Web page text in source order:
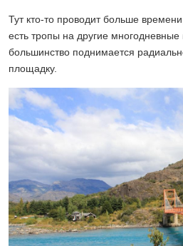
Тут кто-то проводит больше
есть тропы на другие
большинство поднимается
площадку.